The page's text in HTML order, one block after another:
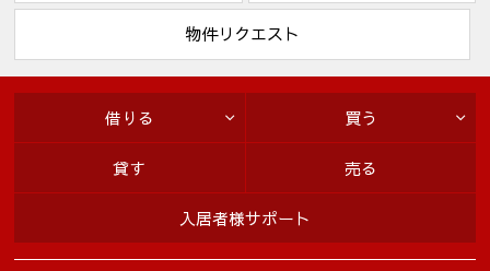
(2) 他の宅建・不動産管理業者。
(3) 建物の所有者、貸主、又は、建物所有者から委託を受けた
賃貸管理運営会社等。
(4) 賃料収納に関する大分銀行などの金融機関等
(5) 賃料債務保証に関わる家賃保証会社
当社は下記のとおりお客様の個人情報を共同利用いたします。
なお、共同利用させていただくにあたっては、公正競争の確保
に十分配慮いたします。
〔共同して利用するお客様情報〕
物件リクエスト
借りる 買う
貸す 売る
入居者様サポート